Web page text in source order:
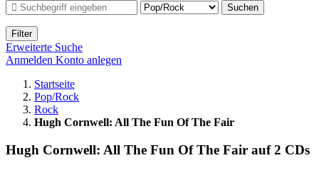
Suchen
Filter
Erweiterte Suche
Anmelden Konto anlegen
Startseite
Pop/Rock
Rock
Hugh Cornwell: All The Fun Of The Fair
Hugh Cornwell: All The Fun Of The Fair auf 2 CDs